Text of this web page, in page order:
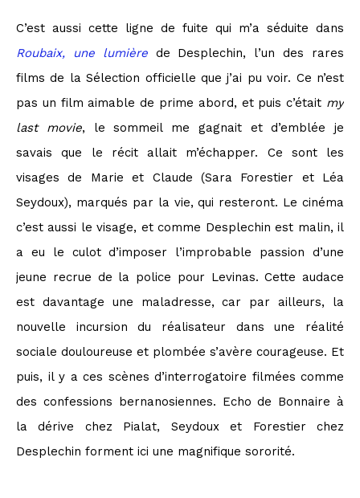
C’est aussi cette ligne de fuite qui m’a séduite dans
Roubaix, une lumière de Desplechin, l’un des rares
films de la Sélection officielle que j’ai pu voir. Ce n’est
pas un film aimable de prime abord, et puis c’était my
last movie, le sommeil me gagnait et d’emblée je
savais que le récit allait m’échapper. Ce sont les
visages de Marie et Claude (Sara Forestier et Léa
Seydoux), marqués par la vie, qui resteront. Le cinéma
c’est aussi le visage, et comme Desplechin est malin, il
a eu le culot d’imposer l’improbable passion d’une
jeune recrue de la police pour Levinas. Cette audace
est davantage une maladresse, car par ailleurs, la
nouvelle incursion du réalisateur dans une réalité
sociale douloureuse et plombée s’avère courageuse. Et
puis, il y a ces scènes d’interrogatoire filmées comme
des confessions bernanosiennes. Echo de Bonnaire à
la dérive chez Pialat, Seydoux et Forestier chez
Desplechin forment ici une magnifique sororité.